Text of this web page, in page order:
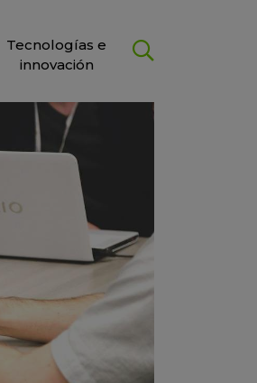
Tecnologías e
innovación